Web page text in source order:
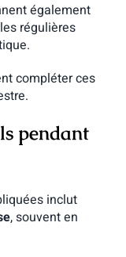
également
régulières
compléter ces
pendant
inclut
, souvent en